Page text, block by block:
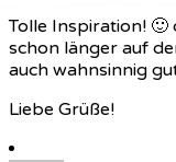
Tolle Inspiration!
schon länger auf
auch wahnsinnig
Liebe Grüße!